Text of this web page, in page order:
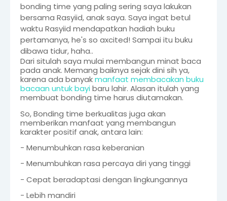
bonding time yang paling sering saya lakukan
bersama Rasyiid, anak saya. Saya ingat betul
waktu Rasyiid mendapatkan hadiah buku
pertamanya, he's so axcited! Sampai itu buku
dibawa tidur, haha..
Dari situlah saya mulai membangun minat baca
pada anak. Memang baiknya sejak dini sih ya,
karena ada banyakmanfaat membacakan buku
bacaan untuk bayibaru lahir. Alasan itulah yang
membuat bonding time harus diutamakan.
So, Bonding time berkualitas juga akan
memberikan manfaat yang membangun
karakter positif anak, antara lain:
- Menumbuhkan rasa keberanian
- Menumbuhkan rasa percaya diri yang tinggi
- Cepat beradaptasi dengan lingkungannya
- Lebih mandiri